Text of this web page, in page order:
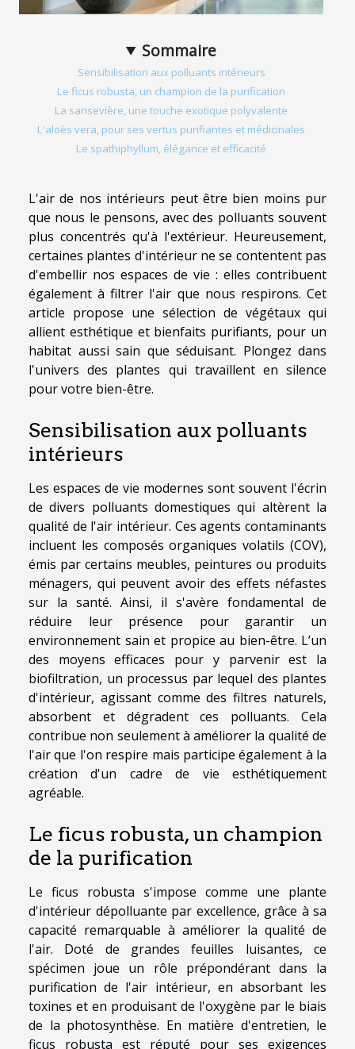
Sommaire
Sensibilisation aux polluants intérieurs
Le ficus robusta, un champion de la purification
La sansevière, une touche exotique polyvalente
L'aloès vera, pour ses vertus purifiantes et médicinales
Le spathiphyllum, élégance et efficacité
L'air de nos intérieurs peut être bien moins pur
que nous le pensons, avec des polluants souvent
plus concentrés qu'à l'extérieur. Heureusement,
certaines plantes d'intérieur ne se contentent pas
d'embellir nos espaces de vie : elles contribuent
également à filtrer l'air que nous respirons. Cet
article propose une sélection de végétaux qui
allient esthétique et bienfaits purifiants, pour un
habitat aussi sain que séduisant. Plongez dans
l'univers des plantes qui travaillent en silence
pour votre bien-être.
Sensibilisation aux polluants
intérieurs
Les espaces de vie modernes sont souvent l'écrin
de divers polluants domestiques qui altèrent la
qualité de l'air intérieur. Ces agents contaminants
incluent les composés organiques volatils (COV),
émis par certains meubles, peintures ou produits
ménagers, qui peuvent avoir des effets néfastes
sur la santé. Ainsi, il s'avère fondamental de
réduire leur présence pour garantir un
environnement sain et propice au bien-être. L’un
des moyens efficaces pour y parvenir est la
biofiltration, un processus par lequel des plantes
d'intérieur, agissant comme des filtres naturels,
absorbent et dégradent ces polluants. Cela
contribue non seulement à améliorer la qualité de
l'air que l'on respire mais participe également à la
création d'un cadre de vie esthétiquement
agréable.
Le ficus robusta, un champion
de la purification
Le ficus robusta s'impose comme une plante
d'intérieur dépolluante par excellence, grâce à sa
capacité remarquable à améliorer la qualité de
l'air. Doté de grandes feuilles luisantes, ce
spécimen joue un rôle prépondérant dans la
purification de l'air intérieur, en absorbant les
toxines et en produisant de l'oxygène par le biais
de la photosynthèse. En matière d'entretien, le
ficus robusta est réputé pour ses exigences